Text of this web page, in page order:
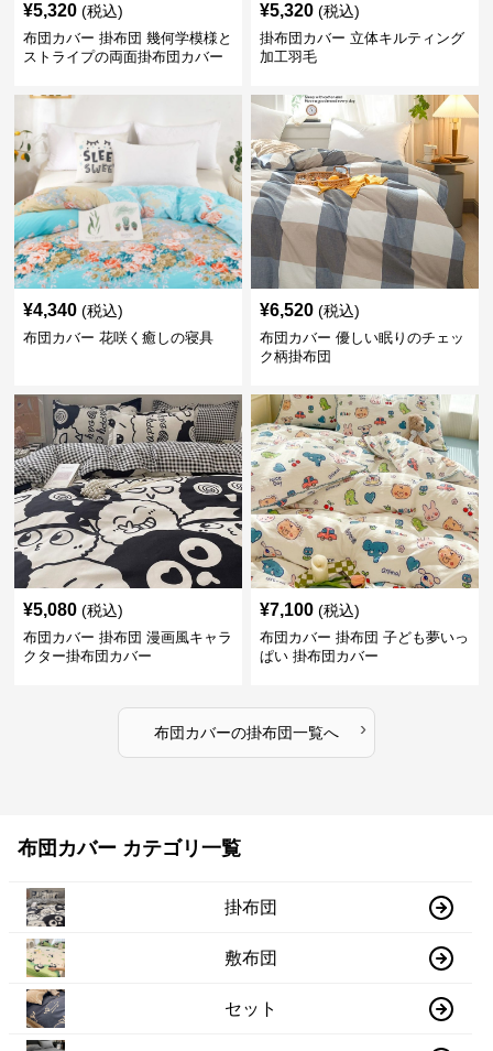
¥5,320 (税込)
布団カバー 掛布団 幾何学模様と
ストライプの両面掛布団カバー
¥5,320 (税込)
掛布団カバー 立体キルティング
加工羽毛
¥4,340 (税込)
布団カバー 花咲く癒しの寝具
¥6,520 (税込)
布団カバー 優しい眠りのチェッ
ク柄掛布団
¥5,080 (税込)
布団カバー 掛布団 漫画風キャラ
クター掛布団カバー
¥7,100 (税込)
布団カバー 掛布団 子ども夢いっ
ぱい 掛布団カバー
布団カバーの掛布団一覧へ ›
布団カバー カテゴリ一覧
掛布団
敷布団
セット